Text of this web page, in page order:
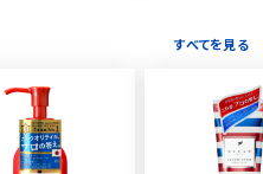
すべてを見る